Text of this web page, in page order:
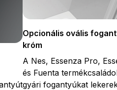
Opcionális ovális
króm
A Nes, Essenza Pro,
és Fuenta
gyári fogantyúkat